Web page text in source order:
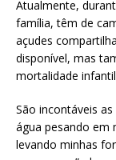
Atualmente,
família, têm de
açudes
disponível, mas
mortalidade
São incontáveis
água pesando em
levando minhas